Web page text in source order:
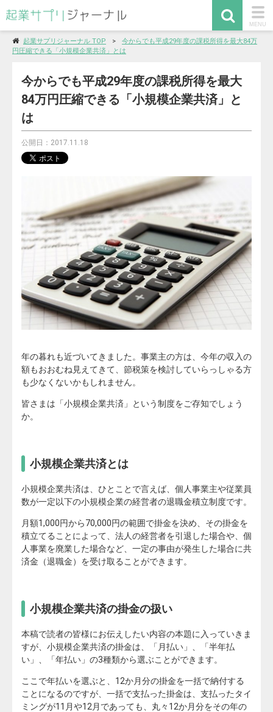
MENU
起業サプリジャーナル TOP
今からでも平成29年度の課税所得を最大84万
円圧縮できる「小規模企業共済」とは
今からでも平成29年度の課税所得を最大
84万円圧縮できる「小規模企業共済」と
は
公開日：2017.11.18
年の暮れも近づいてきました。事業主の方は、今年の収入の
額もおおむね見えてきて、節税策を検討していらっしゃる方
も少なくないかもしれません。
皆さまは「小規模企業共済」という制度をご存知でしょう
か。
小規模企業共済とは
小規模企業共済は、ひとことで言えば、個人事業主や従業員
数が一定以下の小規模企業の経営者の退職金積立制度です。
月額1,000円から70,000円の範囲で掛金を決め、その掛金を
積立てることによって、法人の経営者を引退した場合や、個
人事業を廃業した場合など、一定の事由が発生した場合に共
済金（退職金）を受け取ることができます。
小規模企業共済の掛金の扱い
本稿で読者の皆様にお伝えしたい内容の本題に入っていきま
すが、小規模企業共済の掛金は、「月払い」、「半年払
い」、「年払い」の3種類から選ぶことができます。
ここで年払いを選ぶと、12か月分の掛金を一括で納付する
ことになるのですが、一括で支払った掛金は、支払ったタイ
ミングが11月や12月であっても、丸々12か月分をその年の